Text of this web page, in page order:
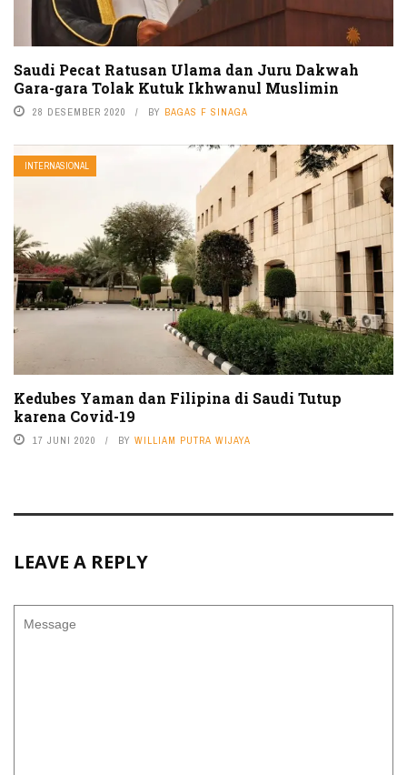
Saudi Pecat Ratusan Ulama dan Juru Dakwah
Gara-gara Tolak Kutuk Ikhwanul Muslimin
28 DESEMBER 2020 BY BAGAS F SINAGA
INTERNASIONAL
Kedubes Yaman dan Filipina di Saudi Tutup
karena Covid-19
17 JUNI 2020 BY WILLIAM PUTRA WIJAYA
LEAVE A REPLY